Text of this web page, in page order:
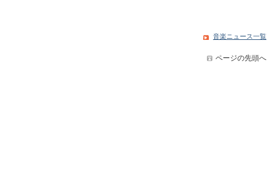
音楽ニュース一覧
ページの先頭へ